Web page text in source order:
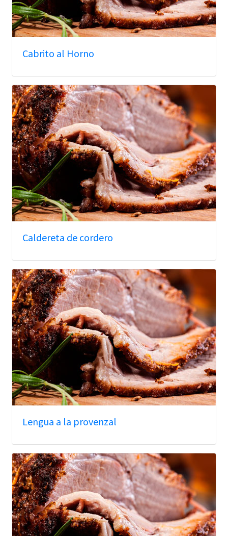
Cabrito al Horno
Caldereta de cordero
Lengua a la provenzal